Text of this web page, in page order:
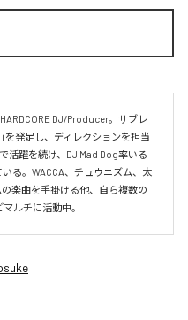
DJ/Producer。サブレ
」を発足し、ディレクションを担当
活躍を続け、DJ Mad Dog率いる
る。WACCA、チュウニズム、太
楽曲を手掛ける他、自ら複数の
ルチに活動中。